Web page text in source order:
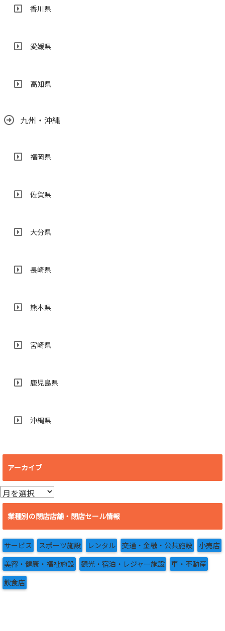
香川県
愛媛県
高知県
九州・沖縄
福岡県
佐賀県
大分県
長崎県
熊本県
宮崎県
鹿児島県
沖縄県
アーカイブ
ア
ー
イ
ブ
業種別の閉店店舗・閉店セール情報
サービス スポーツ施設 レンタル 交通・金融・公共施設 小売店
美容・健康・福祉施設 観光・宿泊・レジャー施設 車・不動産
飲食店